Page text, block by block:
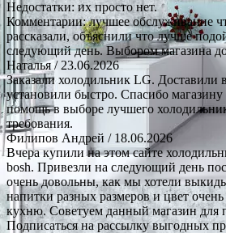
Недостатки: их просто нет.
Комментарии: лучшее обслуживание
рассказали, объяснили что лучше
следующий день. Выбором магазина
Наталья / 23.06.2026
Заказали холодильник LG. Доставили в
установили быстро. Спасибо магазину
помощь в выборе лучшего
требования.
Филипов Андрей / 18.06.2026
Вчера купили на этом сайте
bosh. Привезли на следующий день
очень довольны, как мы хотели
напитки разных размеров и цвет
кухню. Советуем данный магазин для
Подписаться на рассылку выгодных